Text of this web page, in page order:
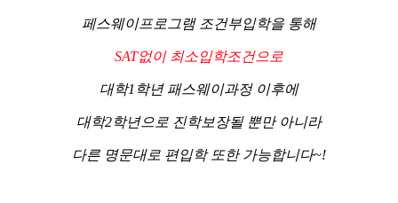
페스웨이프로그램 조건부입학을 통해
SAT없이 최소입학조건으로
대학1학년 패스웨이과정 이후에
대학2학년으로 진학보장될 뿐만 아니라
다른 명문대로 편입학 또한 가능합니다~!